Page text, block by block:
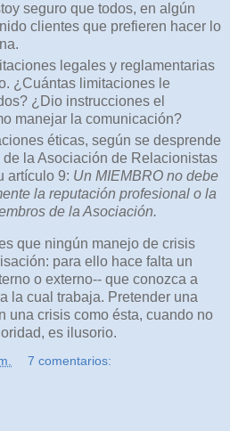
seguro que todos, en algún
clientes que prefieren hacer lo
legales y reglamentarias
¿Cuántas limitaciones le
¿Dio instrucciones el
manejar la comunicación?
éticas, según se desprende
la Asociación de Relacionistas
artículo 9: Un MIEMBRO no debe
la reputación profesional o la
de la Asociación.
que ningún manejo de crisis
para ello hace falta un
o externo-- que conozca a
la cual trabaja. Pretender una
una crisis como ésta, cuando no
es ilusorio.
7 comentarios: